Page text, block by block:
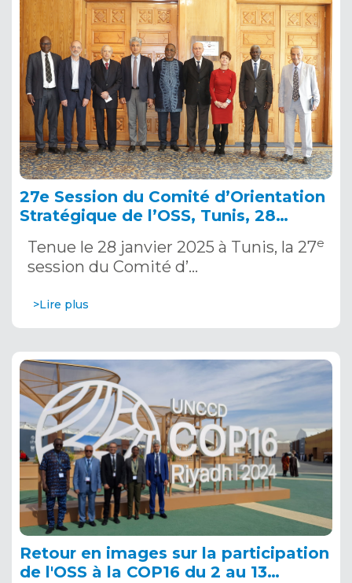
27e Session du Comité d’Orientation
Stratégique de l’OSS, Tunis, 28
Tenue le 28 janvier 2025 à Tunis, la 27e
session du Comité d’…
>Lire plus
Retour en images sur la participation
de l'OSS à la COP16 du 2 au 13